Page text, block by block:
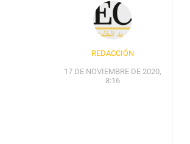
REDACCIÓN
17 DE NOVIEMBRE DE 2020,
8:16